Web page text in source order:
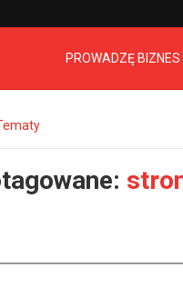
PROWADZĘ BIZNES